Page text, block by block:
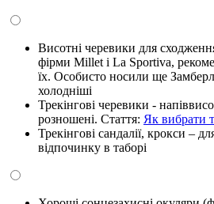
Висотні черевики для
фірми Millet і La Sportiva,
їх. Особисто носили ще
холодніші
Трекінгові черевики -
розношені. Стаття: Як вибрати
Трекінгові сандалії, крокси –
відпочинку в таборі